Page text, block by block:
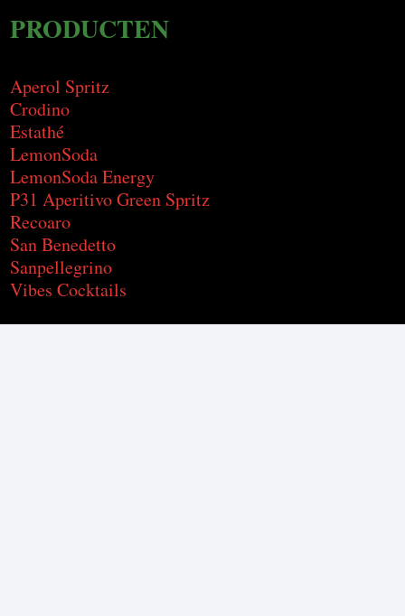
PRODUCTEN
Aperol Spritz
Crodino
Estathé
LemonSoda
LemonSoda Energy
P31 Aperitivo Green Spritz
Recoaro
San Benedetto
Sanpellegrino
Vibes Cocktails